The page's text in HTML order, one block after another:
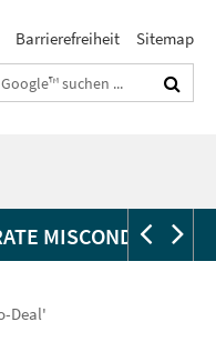
Barrierefreiheit Sitemap
MISCONDUCT
Deal'